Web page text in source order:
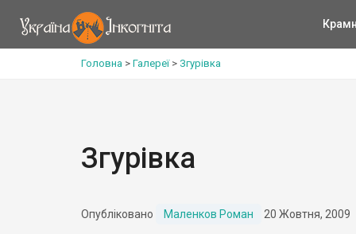
Головна > Галереї> Згурівка
Згурівка
Опубліковано Маленков Роман 20 Жовтня, 2009